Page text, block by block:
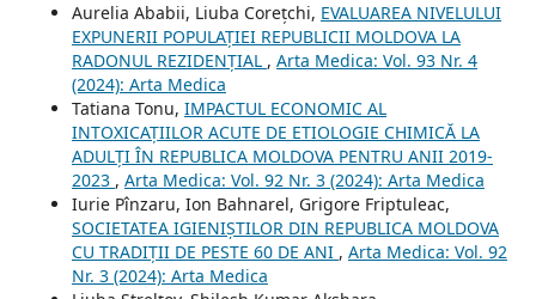
Aurelia Ababii, Liuba Corețchi, EVALUAREA NIVELULUI
EXPUNERII POPULAȚIEI REPUBLICII MOLDOVA LA
RADONUL REZIDENȚIAL , Arta Medica: Vol. 93 Nr. 4
(2024): Arta Medica
Tatiana Tonu, IMPACTUL ECONOMIC AL
INTOXICAȚIILOR ACUTE DE ETIOLOGIE CHIMICĂ LA
ADULȚI ÎN REPUBLICA MOLDOVA PENTRU ANII 2019-
2023 , Arta Medica: Vol. 92 Nr. 3 (2024): Arta Medica
Iurie Pînzaru, Ion Bahnarel, Grigore Friptuleac,
SOCIETATEA IGIENIȘTILOR DIN REPUBLICA MOLDOVA
CU TRADIȚII DE PESTE 60 DE ANI , Arta Medica: Vol. 92
Nr. 3 (2024): Arta Medica